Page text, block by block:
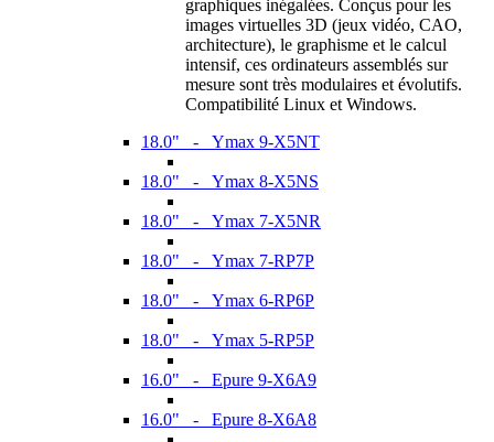
graphiques inégalées. Conçus pour les
images virtuelles 3D (jeux vidéo, CAO,
architecture), le graphisme et le calcul
intensif, ces ordinateurs assemblés sur
mesure sont très modulaires et évolutifs.
Compatibilité Linux et Windows.
18.0" - Ymax 9-X5NT
18.0" - Ymax 8-X5NS
18.0" - Ymax 7-X5NR
18.0" - Ymax 7-RP7P
18.0" - Ymax 6-RP6P
18.0" - Ymax 5-RP5P
16.0" - Epure 9-X6A9
16.0" - Epure 8-X6A8